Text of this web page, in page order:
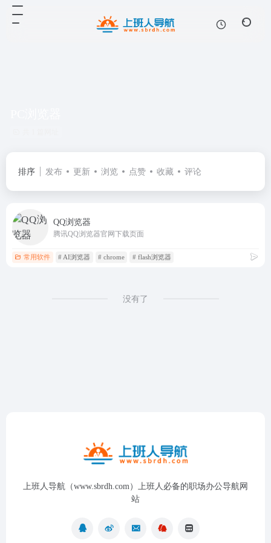
排序 发布 更新 浏览 点赞 收藏 评论
QQ浏览器
腾讯QQ浏览器官网下载页面
常用软件 # AI浏览器 # chrome # flash浏览器
没有了
上班人导航（www.sbrdh.com）上班人必备的职场办公导航网
站